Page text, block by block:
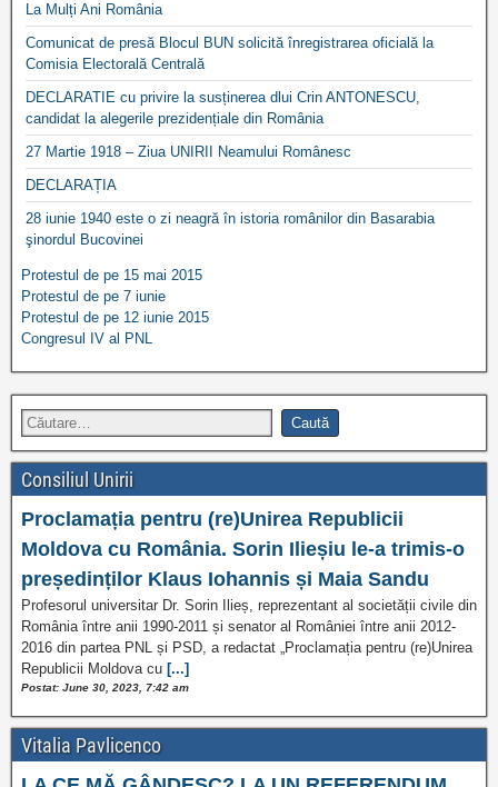
La Mulți Ani România
Comunicat de presă Blocul BUN solicită înregistrarea oficială la
Comisia Electorală Centrală
DECLARATIE cu privire la susținerea dlui Crin ANTONESCU,
candidat la alegerile prezidențiale din România
27 Martie 1918 – Ziua UNIRII Neamului Românesc
DECLARAȚIA
28 iunie 1940 este o zi neagră în istoria românilor din Basarabia
şinordul Bucovinei
Protestul de pe 15 mai 2015
Protestul de pe 7 iunie
Protestul de pe 12 iunie 2015
Congresul IV al PNL
Consiliul Unirii
Proclamația pentru (re)Unirea Republicii
Moldova cu România. Sorin Ilieșiu le-a trimis-o
președinților Klaus Iohannis și Maia Sandu
Profesorul universitar Dr. Sorin Ilieș, reprezentant al societății civile din
România între anii 1990-2011 și senator al României între anii 2012-
2016 din partea PNL și PSD, a redactat „Proclamația pentru (re)Unirea
Republicii Moldova cu [...]
Postat: June 30, 2023, 7:42 am
Vitalia Pavlicenco